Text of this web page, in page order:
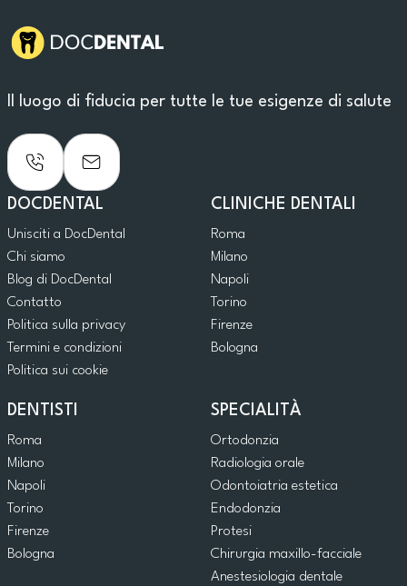
Il luogo di fiducia per tutte le tue esigenze di salute
DOCDENTAL
Unisciti a DocDental
Chi siamo
Blog di DocDental
Contatto
Politica sulla privacy
Termini e condizioni
Politica sui cookie
CLINICHE DENTALI
Roma
Milano
Napoli
Torino
Firenze
Bologna
DENTISTI
Roma
Milano
Napoli
Torino
Firenze
Bologna
SPECIALITÀ
Ortodonzia
Radiologia orale
Odontoiatria estetica
Endodonzia
Protesi
Chirurgia maxillo-facciale
Anestesiologia dentale